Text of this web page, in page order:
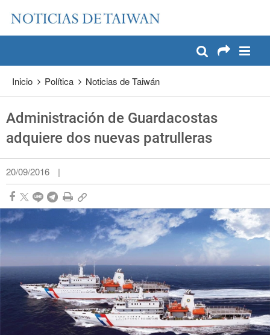
Pase a contenido principal
Inicio Política Noticias de Taiwán
Administración de Guardacostas
adquiere dos nuevas patrulleras
20/09/2016 |